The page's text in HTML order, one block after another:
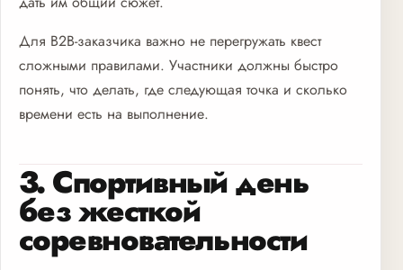
Для B2B-заказчика важно не перегружать квест
сложными правилами. Участники должны быстро
понять, что делать, где следующая точка и сколько
времени есть на выполнение.
3. Спортивный день
без жесткой
соревновательности